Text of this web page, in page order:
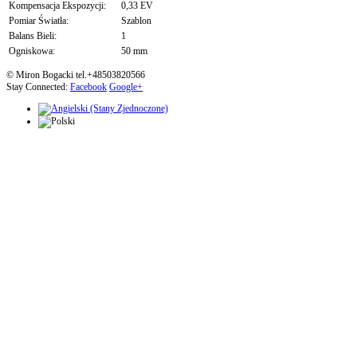
Kompensacja Ekspozycji:
0,33 EV
Pomiar Światła:
Szablon
Balans Bieli:
1
Ogniskowa:
50 mm
© Miron Bogacki tel.+48503820566
Stay Connected: Facebook Google+